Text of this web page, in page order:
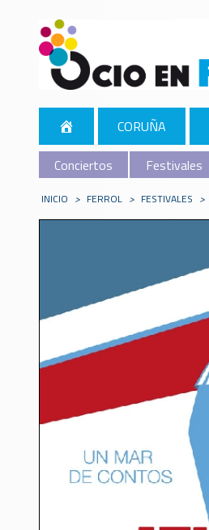
CORUÑA
Conciertos
Festivales
INICIO > FERROL > FESTIVALES >